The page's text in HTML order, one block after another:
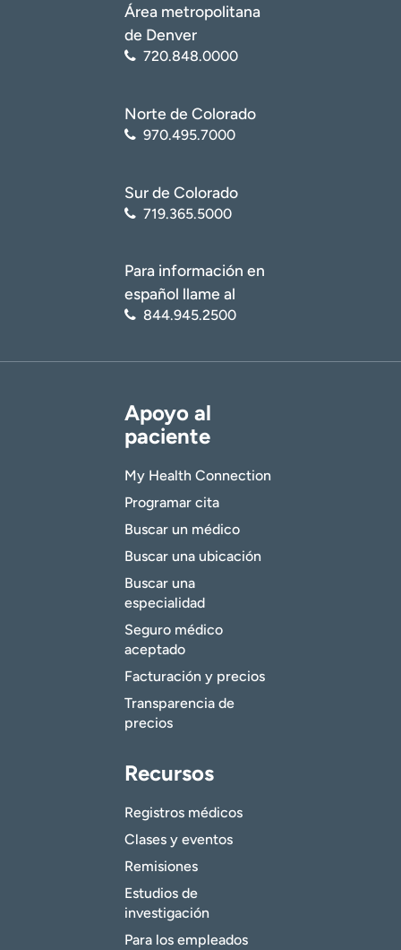
Área metropolitana
de Denver
720.848.0000
Norte de Colorado
970.495.7000
Sur de Colorado
719.365.5000
Para información en
español llame al
844.945.2500
Apoyo al
paciente
My Health Connection
Programar cita
Buscar un médico
Buscar una ubicación
Buscar una
especialidad
Seguro médico
aceptado
Facturación y precios
Transparencia de
precios
Recursos
Registros médicos
Clases y eventos
Remisiones
Estudios de
investigación
Para los empleados